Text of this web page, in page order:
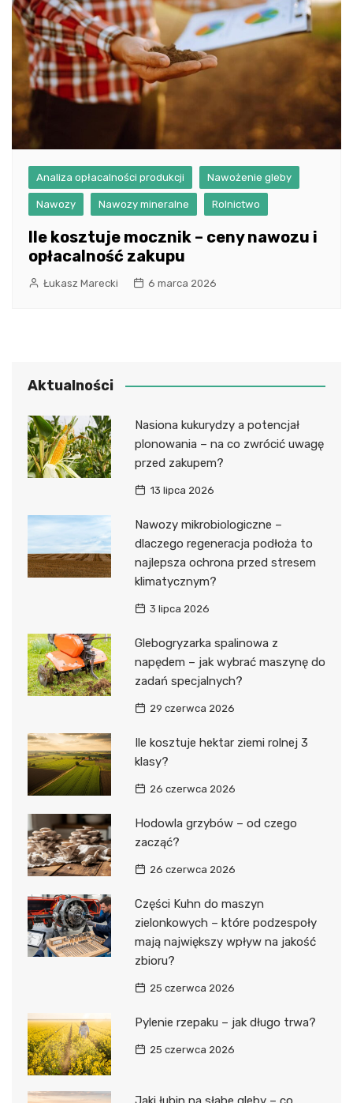
Analiza opłacalności produkcji Nawożenie gleby
Nawozy Nawozy mineralne Rolnictwo
Ile kosztuje mocznik – ceny nawozu i
opłacalność zakupu
Łukasz Marecki 6 marca 2026
Aktualności
Nasiona kukurydzy a potencjał
plonowania – na co zwrócić uwagę
przed zakupem?
13 lipca 2026
Nawozy mikrobiologiczne –
dlaczego regeneracja podłoża to
najlepsza ochrona przed stresem
klimatycznym?
3 lipca 2026
Glebogryzarka spalinowa z
napędem – jak wybrać maszynę do
zadań specjalnych?
29 czerwca 2026
Ile kosztuje hektar ziemi rolnej 3
klasy?
26 czerwca 2026
Hodowla grzybów – od czego
zacząć?
26 czerwca 2026
Części Kuhn do maszyn
zielonkowych – które podzespoły
mają największy wpływ na jakość
zbioru?
25 czerwca 2026
Pylenie rzepaku – jak długo trwa?
25 czerwca 2026